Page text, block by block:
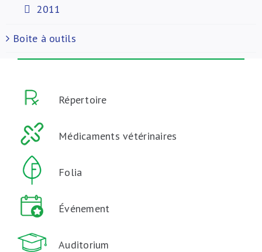
2011
Boite à outils
Répertoire
Médicaments vétérinaires
Folia
Événement
Auditorium